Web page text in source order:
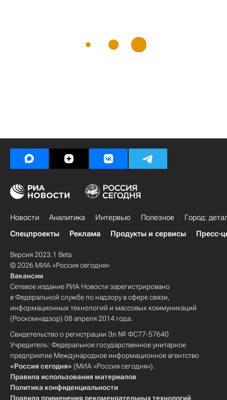
Новости Аналитика Интервью Полезное
Город:
Спецпроекты
Реклама Продукты и сервисы Пресс-
Версия 2023.1 Beta
© 2026 МИА «Россия сегодня»
Вакансии
Сетевое издание РИА Новости зарегистрировано
в Федеральной службе по надзору в сфере связи,
информационных технологий и массовых коммуникаций
(Роскомнадзор) 08 апреля 2014 года.
Свидетельство о регистрации Эл № ФС77-57640
Учредитель: Федеральное государственное унитарное
предприятие Международное информационное агентство
«Россия сегодня» (МИА «Россия сегодня»).
Правила использования материалов
Политика конфиденциальности
Правила применения рекомендательных технологий